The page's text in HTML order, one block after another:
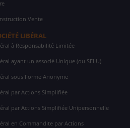
Vente
LIBÉRAL
à Responsabilité Limitée
ayant un associé Unique (ou SELU)
sous Forme Anonyme
par Actions Simplifiée
par Actions Simplifiée Unipersonnelle
en Commandite par Actions